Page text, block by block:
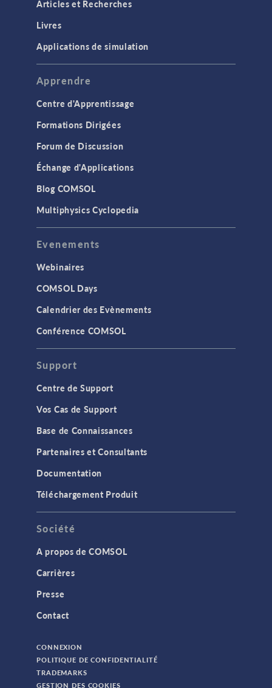
Articles et Recherches
Livres
Applications de simulation
Apprendre
Centre d'Apprentissage
Formations Dirigées
Forum de Discussion
Échange d'Applications
Blog COMSOL
Multiphysics Cyclopedia
Evenements
Webinaires
COMSOL Days
Calendrier des Evènements
Conférence COMSOL
Support
Centre de Support
Vos Cas de Support
Base de Connaissances
Partenaires et Consultants
Documentation
Téléchargement Produit
Société
A propos de COMSOL
Carrières
Presse
Contact
CONNEXION
POLITIQUE DE CONFIDENTIALITÉ
TRADEMARKS
GESTION DES COOKIES